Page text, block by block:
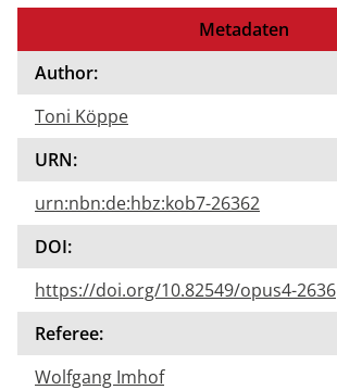
Metadaten
Author:
Toni Köppe
URN:
urn:nbn:de:hbz:kob7-26362
DOI:
https://doi.org/10.82549/opus4-2636
Referee:
Wolfgang Imhof